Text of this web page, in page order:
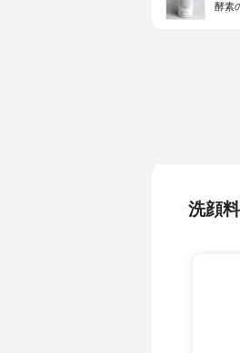
酵素
洗顔